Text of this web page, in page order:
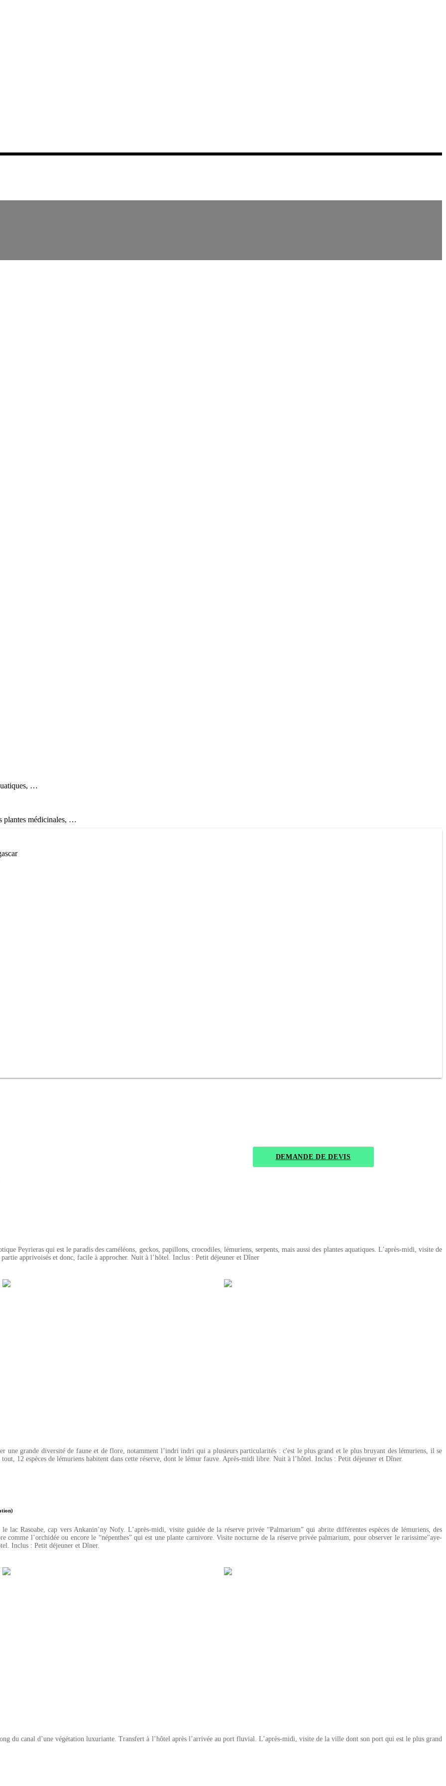
…
plantes médicinales, …
DEMANDE DE DEVIS
Peyrieras qui est le paradis des caméléons, geckos, papillons, crocodiles, lémuriens, serpents, mais aussi des plantes aquatiques. L’après-midi, visite de
apprivoisés et donc, facile à approcher. Nuit à l’hôtel. Inclus : Petit déjeuner et Dîner
une grande diversité de faune et de flore, notamment l’indri indri qui a plusieurs particularités : c'est le plus grand et le plus bruyant des lémuriens, il se
12 espèces de lémuriens habitent dans cette réserve, dont le lémur fauve. Après-midi libre. Nuit à l’hôtel. Inclus : Petit déjeuner et Dîner.
lac Rasoabe, cap vers Ankanin’ny Nofy. L’après-midi, visite guidée de la réserve privée “Palmarium” qui abrite différentes espèces de lémuriens, des
comme l’orchidée ou encore le “népenthes” qui est une plante carnivore. Visite nocturne de la réserve privée palmarium, pour observer le rarissime"aye-
Inclus : Petit déjeuner et Dîner.
du canal d’une végétation luxuriante. Transfert à l’hôtel après l’arrivée au port fluvial. L’après-midi, visite de la ville dont son port qui est le plus grand